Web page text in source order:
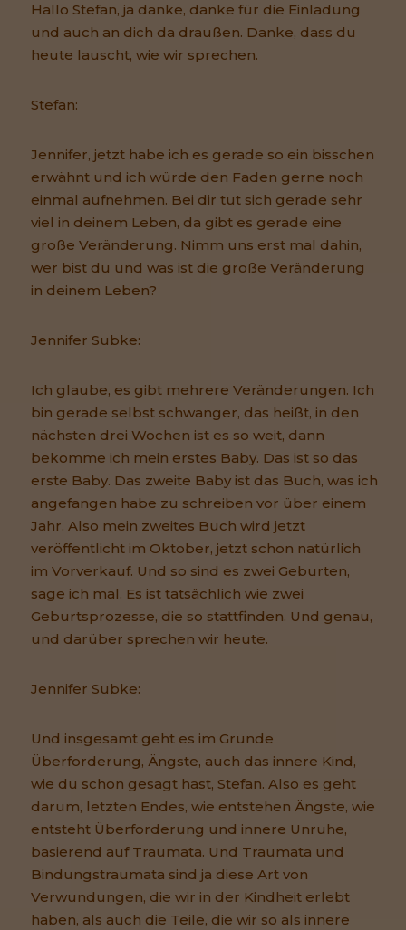
Hallo Stefan, ja danke, danke für die Einladung
und auch an dich da draußen. Danke, dass du
heute lauscht, wie wir sprechen.
Stefan:
Jennifer, jetzt habe ich es gerade so ein bisschen
erwähnt und ich würde den Faden gerne noch
einmal aufnehmen. Bei dir tut sich gerade sehr
viel in deinem Leben, da gibt es gerade eine
große Veränderung. Nimm uns erst mal dahin,
wer bist du und was ist die große Veränderung
in deinem Leben?
Jennifer Subke:
Ich glaube, es gibt mehrere Veränderungen. Ich
bin gerade selbst schwanger, das heißt, in den
nächsten drei Wochen ist es so weit, dann
bekomme ich mein erstes Baby. Das ist so das
erste Baby. Das zweite Baby ist das Buch, was ich
angefangen habe zu schreiben vor über einem
Jahr. Also mein zweites Buch wird jetzt
veröffentlicht im Oktober, jetzt schon natürlich
im Vorverkauf. Und so sind es zwei Geburten,
sage ich mal. Es ist tatsächlich wie zwei
Geburtsprozesse, die so stattfinden. Und genau,
und darüber sprechen wir heute.
Jennifer Subke:
Und insgesamt geht es im Grunde
Überforderung, Ängste, auch das innere Kind,
wie du schon gesagt hast, Stefan. Also es geht
darum, letzten Endes, wie entstehen Ängste, wie
entsteht Überforderung und innere Unruhe,
basierend auf Traumata. Und Traumata und
Bindungstraumata sind ja diese Art von
Verwundungen, die wir in der Kindheit erlebt
haben, als auch die Teile, die wir so als innere